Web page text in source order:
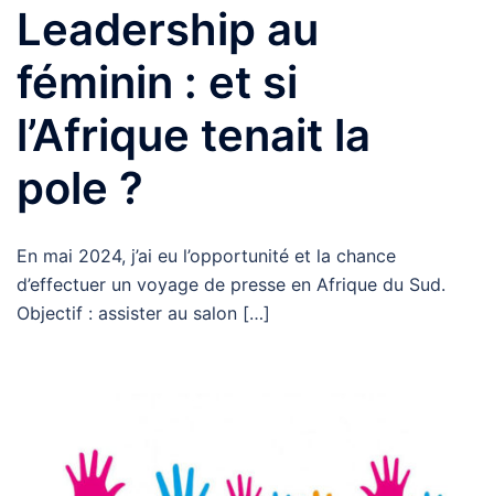
Leadership au
féminin : et si
l’Afrique tenait la
pole ?
En mai 2024, j’ai eu l’opportunité et la chance
d’effectuer un voyage de presse en Afrique du Sud.
Objectif : assister au salon […]